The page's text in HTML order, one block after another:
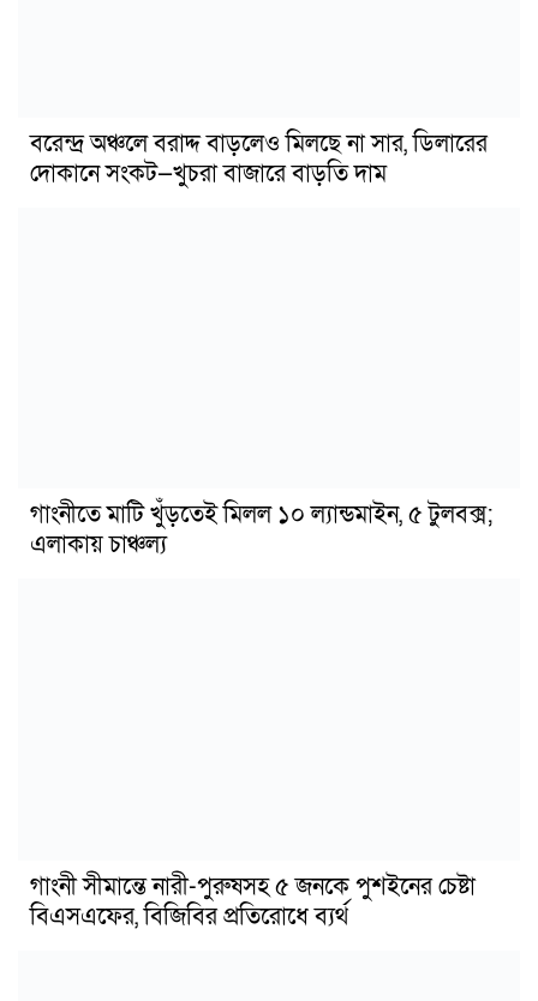
বরেন্দ্র অঞ্চলে বরাদ্দ বাড়লেও মিলছে না সার, ডিলারের
দোকানে সংকট—খুচরা বাজারে বাড়তি দাম
গাংনীতে মাটি খুঁড়তেই মিলল ১০ ল্যান্ডমাইন, ৫ টুলবক্স;
এলাকায় চাঞ্চল্য
গাংনী সীমান্তে নারী-পুরুষসহ ৫ জনকে পুশইনের চেষ্টা
বিএসএফের, বিজিবির প্রতিরোধে ব্যর্থ